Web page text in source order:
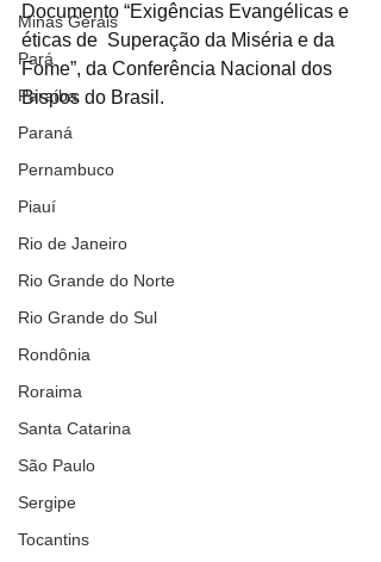
Minas Gerais
Pará
Paraíba
Paraná
Pernambuco
Piauí
Rio de Janeiro
Rio Grande do Norte
Rio Grande do Sul
Rondônia
Roraima
Santa Catarina
São Paulo
Sergipe
Tocantins
Documento “Exigências Evangélicas e
éticas de  Superação da Miséria e da
Fome”, da Conferência Nacional dos
Bispos do Brasil.